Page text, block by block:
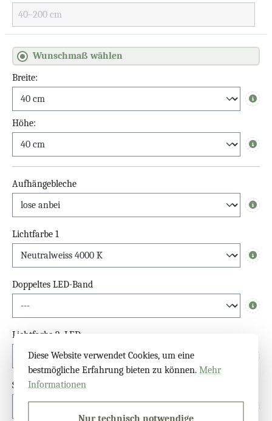
Wunschmaß wählen
Breite:
Info
Höhe:
Info
Aufhängebleche
Info
Lichtfarbe 1
Info
Doppeltes LED-Band
Info
Lichtfarbe 2. LED
Schalter
Diese Website verwendet Cookies, um eine
bestmögliche Erfahrung bieten zu können.Mehr
Informationen
Nur technisch notwendige